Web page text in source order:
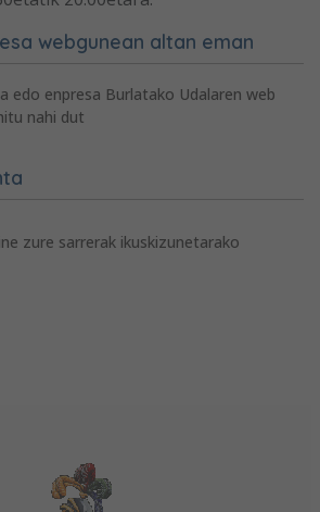
webgunean altan eman
edo enpresa Burlatako Udalaren web
nahi dut
zure sarrerak ikuskizunetarako